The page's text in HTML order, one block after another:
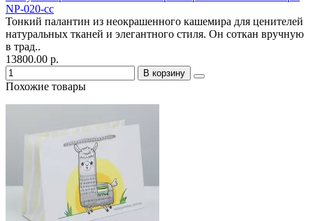
NP-020-cc
Тонкий палантин из неокрашенного кашемира для ценителей
натуральных тканей и элегантного стиля. Он соткан вручную
в трад..
13800.00 р.
В корзину
Похожие товары